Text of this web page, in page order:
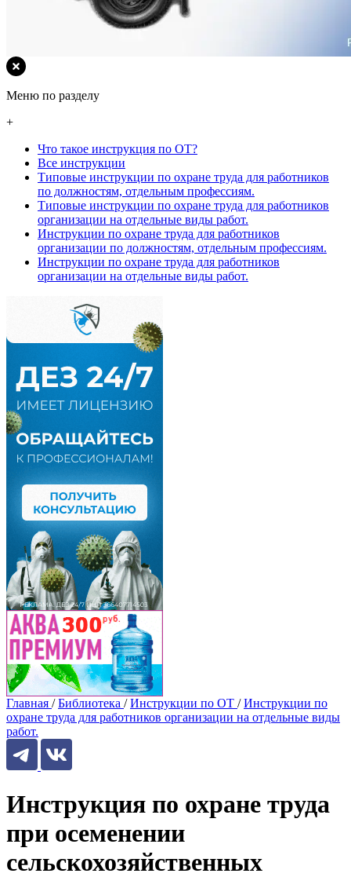
Меню по разделу
+
Что такое инструкция по ОТ?
Все инструкции
Типовые инструкции по охране труда для работников
по должностям, отдельным профессиям.
Типовые инструкции по охране труда для работников
организации на отдельные виды работ.
Инструкции по охране труда для работников
организации по должностям, отдельным профессиям.
Инструкции по охране труда для работников
организации на отдельные виды работ.
Главная / Библиотека / Инструкции по ОТ / Инструкции по
охране труда для работников организации на отдельные виды
работ.
Инструкция по охране труда
при осеменении
сельскохозяйственных